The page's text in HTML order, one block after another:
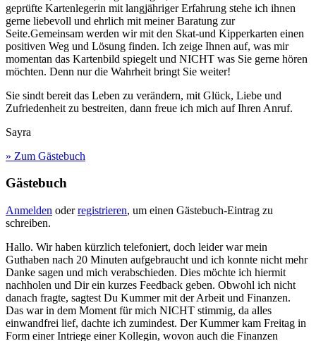
geprüfte Kartenlegerin mit langjähriger Erfahrung stehe ich ihnen
gerne liebevoll und ehrlich mit meiner Baratung zur
Seite.Gemeinsam werden wir mit den Skat-und Kipperkarten einen
positiven Weg und Lösung finden. Ich zeige Ihnen auf, was mir
momentan das Kartenbild spiegelt und NICHT was Sie gerne hören
möchten. Denn nur die Wahrheit bringt Sie weiter!
Sie sindt bereit das Leben zu verändern, mit Glück, Liebe und
Zufriedenheit zu bestreiten, dann freue ich mich auf Ihren Anruf.
Sayra
» Zum Gästebuch
Gästebuch
Anmelden oderregistrieren, um einen Gästebuch-Eintrag zu
schreiben.
Hallo. Wir haben kürzlich telefoniert, doch leider war mein
Guthaben nach 20 Minuten aufgebraucht und ich konnte nicht mehr
Danke sagen und mich verabschieden. Dies möchte ich hiermit
nachholen und Dir ein kurzes Feedback geben. Obwohl ich nicht
danach fragte, sagtest Du Kummer mit der Arbeit und Finanzen.
Das war in dem Moment für mich NICHT stimmig, da alles
einwandfrei lief, dachte ich zumindest. Der Kummer kam Freitag in
Form einer Intriege einer Kollegin, wovon auch die Finanzen